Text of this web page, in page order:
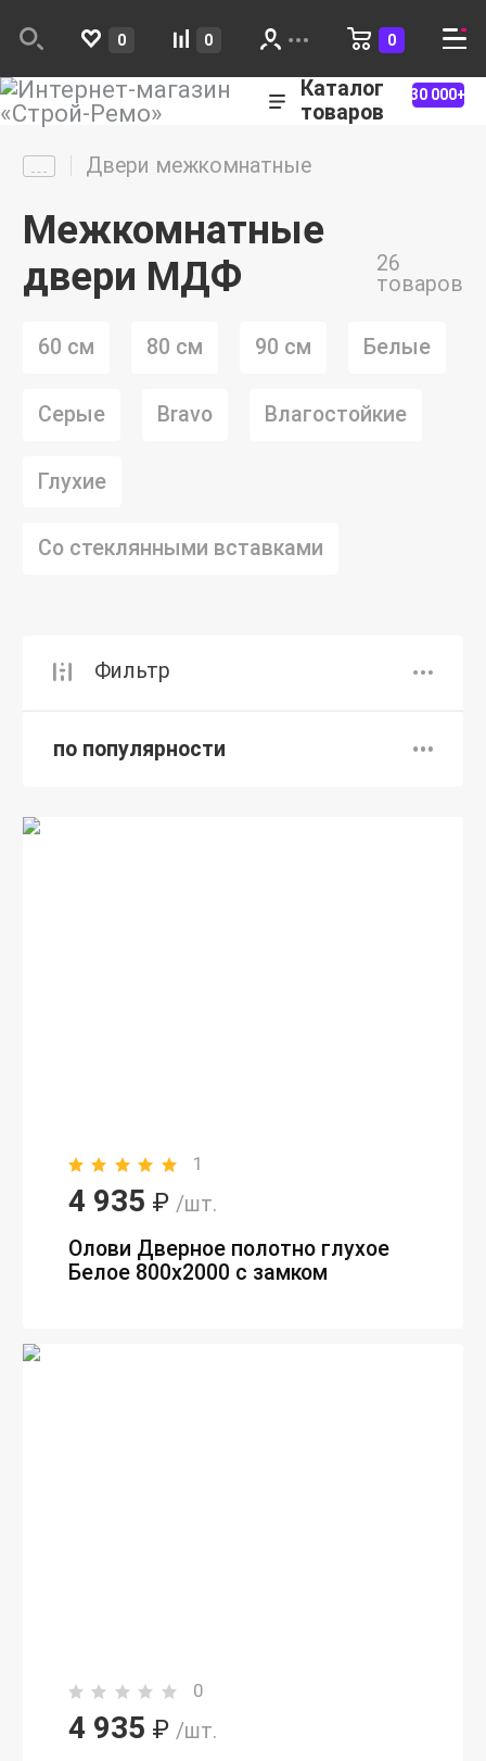
0 0 0
Каталог
товаров
30 000+
Двери межкомнатные
Межкомнатные
двери МДФ
26
товаров
60 см 80 см 90 см Белые
Серые Bravo Влагостойкие
Глухие
Со стеклянными вставками
Фильтр
по популярности
1
4 935 ₽ /шт.
Олови Дверное полотно глухое
Белое 800х2000 с замком
0
4 935 ₽ /шт.